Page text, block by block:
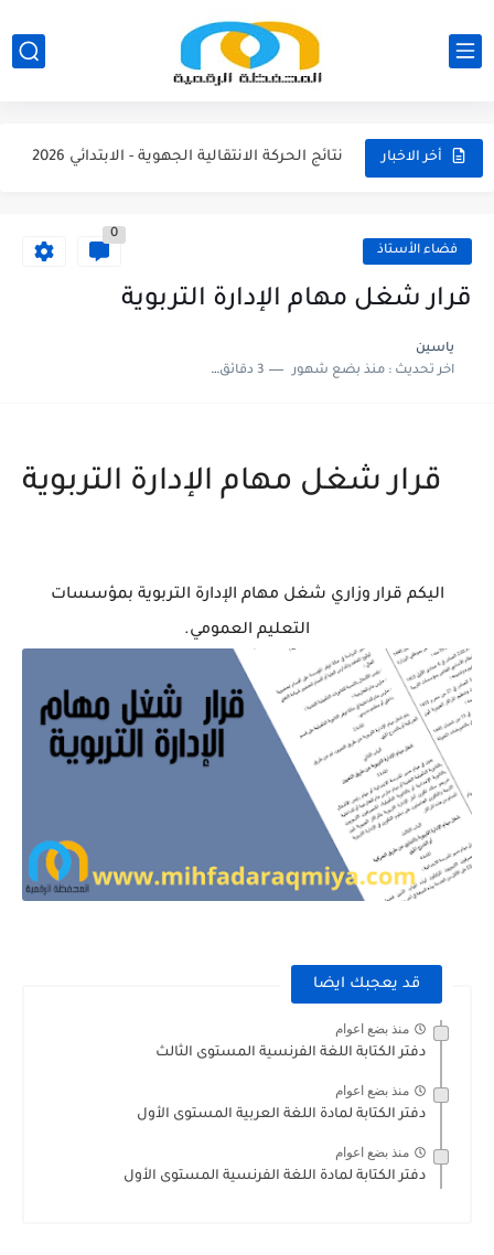
أخر الاخبار
نتائج الحركة الانتقالية الجهوية - الثانوي الاعدادي 2026
نتائج الحركة الانتقالية الجهوية - الابتدائي 2026
فضاء الأستاذ
0
قرار شغل مهام الإدارة التربوية
ياسين
اخر تحديث :منذ بضع شهور 3 دقائق للقراءة
قرار شغل مهام الإدارة التربوية
اليكم قرار وزاري شغل مهام الإدارة التربوية بمؤسسات
التعليم العمومي.
قد يعجبك ايضا
منذ بضع اعوام
دفتر الكتابة اللغة الفرنسية المستوى الثالث
منذ بضع اعوام
دفتر الكتابة لمادة اللغة العربية المستوى الأول
منذ بضع اعوام
دفتر الكتابة لمادة اللغة الفرنسية المستوى الأول